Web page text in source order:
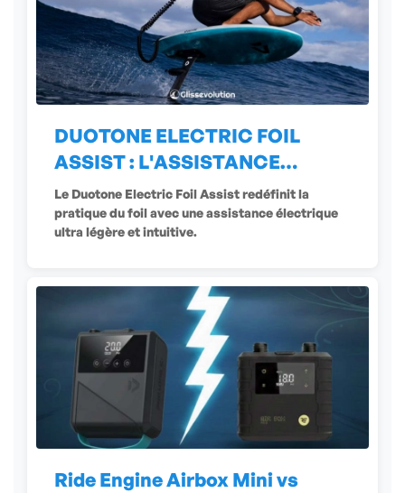
DUOTONE ELECTRIC FOIL
ASSIST : L'ASSISTANCE
ÉLECTRIQUE
Le Duotone Electric Foil Assist redéfinit la
pratique du foil avec une assistance électrique
ultra légère et intuitive.
Ride Engine Airbox Mini vs